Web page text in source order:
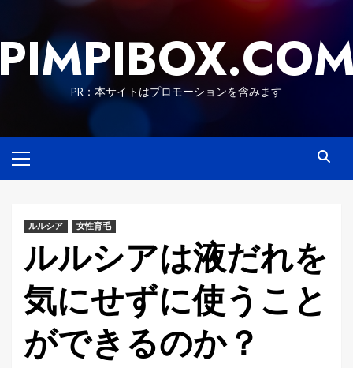
content
PR：本サイトはプロモーションを含みます
Menu
ルルシア 女性育毛
ルルシアは液だれを
気にせずに使うこと
ができるのか？